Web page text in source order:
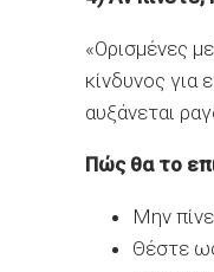
«Ορισμένες
κίνδυνος για
αυξάνεται
Πώς θα το
Μην
Θέστε